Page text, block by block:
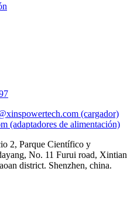
(cargador)
(adaptadores de alimentación)
2, Parque Científico y
No. 11 Furui road, Xintian
district. Shenzhen, china.